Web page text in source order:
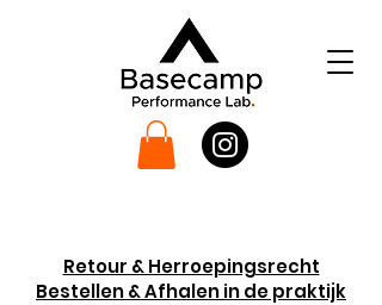
Retour & Herroepingsrecht
Bestellen & Afhalen in de praktijk